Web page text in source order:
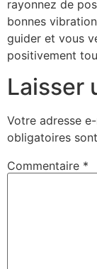
rayonnez de
bonnes
guider et vous
positivement
Laisser
Votre adresse
obligatoires
Commentaire *